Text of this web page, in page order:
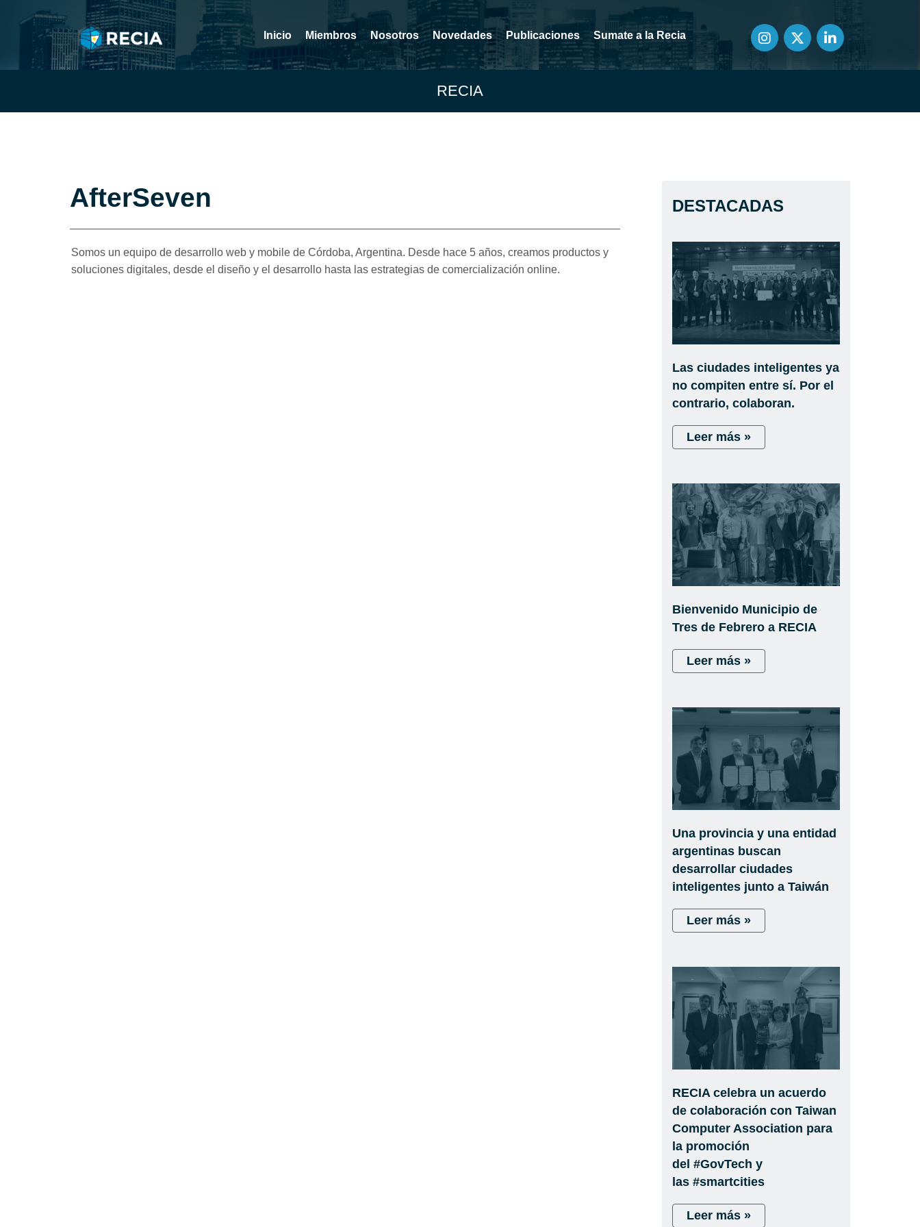
Inicio Miembros Nosotros Novedades Publicaciones Sumate a la Recia
RECIA
AfterSeven
Somos un equipo de desarrollo web y mobile de Córdoba, Argentina. Desde hace 5 años, creamos productos y
soluciones digitales, desde el diseño y el desarrollo hasta las estrategias de comercialización online.
DESTACADAS
Las ciudades inteligentes ya
no compiten entre sí. Por el
contrario, colaboran.
Leer más »
Bienvenido Municipio de
Tres de Febrero a RECIA
Leer más »
Una provincia y una entidad
argentinas buscan
desarrollar ciudades
inteligentes junto a Taiwán
Leer más »
RECIA celebra un acuerdo
de colaboración con Taiwan
Computer Association para
la promoción
del #GovTech y
las #smartcities
Leer más »